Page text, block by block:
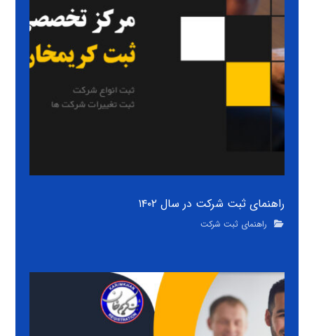
راهنمای ثبت شرکت در سال ۱۴۰۲
راهنمای ثبت شرکت